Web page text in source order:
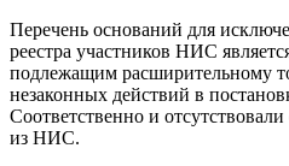
Перечень оснований для
реестра участников НИС
подлежащим расширительному
незаконных действий в
Соответственно и
из НИС.